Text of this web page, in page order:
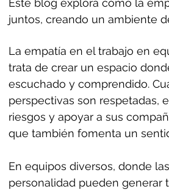
Este blog explora cómo la
juntos, creando un ambiente
La empatía en el trabajo en
trata de crear un espacio
escuchado y comprendido.
perspectivas son respetadas,
riesgos y apoyar a sus
que también fomenta un
En equipos diversos, donde
personalidad pueden generar